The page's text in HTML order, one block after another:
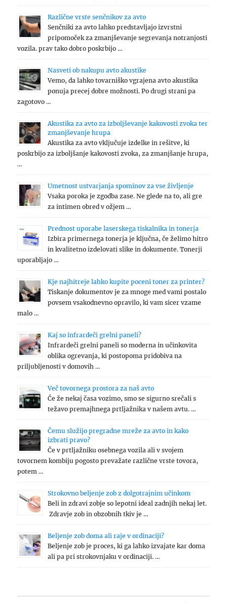
Različne vrste senčnikov za avto
Senčniki za avto lahko predstavljajo izvrstni
pripomoček za zmanjševanje segrevanja notranjosti
vozila. prav tako dobro poskrbijo …
Nasveti ob nakupu avto akustike
Vemo, da lahko tovarniško vgrajena avto akustika
ponuja precej dobre možnosti. Po drugi strani pa
zagotovo …
Akustika za avto za izboljševanje kakovosti zvoka ter
zmanjševanje hrupa
Akustika za avto vključuje izdelke in rešitve, ki
poskrbijo za izboljšanje kakovosti zvoka, za zmanjšanje hrupa,
…
Umetnost ustvarjanja spominov za vse življenje
Vsaka poroka je zgodba zase. Ne glede na to, ali gre
za intimen obred v ožjem …
Prednost uporabe laserskega tiskalnika in tonerja
Izbira primernega tonerja je ključna, če želimo hitro
in kvalitetno izdelovati slike in dokumente. Tonerji
uporabljajo …
Kje najhitreje lahko kupite poceni toner za printer?
Tiskanje dokumentov je za mnoge med vami postalo
povsem vsakodnevno opravilo, ki vam sicer vzame
malo …
Kaj so infrardeči grelni paneli?
Infrardeči grelni paneli so moderna in učinkovita
oblika ogrevanja, ki postopoma pridobiva na
priljubljenosti v domovih …
Več tovornega prostora za naš avto
Če že nekaj časa vozimo, smo se sigurno srečali s
težavo premajhnega prtljažnika v našem avtu. …
Čemu služijo pregradne mreže za avto in kako
izbrati pravo?
Če v prtljažniku osebnega vozila ali v svojem
tovornem kombiju pogosto prevažate različne vrste tovora,
potem …
Strokovno beljenje zob z dolgotrajnim učinkom
Beli in zdravi zobje so lepotni ideal zadnjih nekaj let.
Zdravje zob in obzobnih tkiv je …
Beljenje zob doma ali raje v ordinaciji?
Beljenje zob je proces, ki ga lahko izvajate kar doma
ali pa pri strokovnjaku v ordinaciji. …